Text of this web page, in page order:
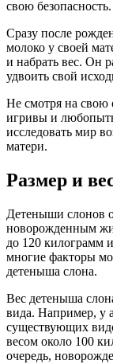
свою безопасность.
Сразу после
молоко у своей
и набрать вес. Он
удвоить свой
Не смотря на свою
игривы и
исследовать мир
матери.
Размер и
Детеныши слонов
новорожденным
до 120 килограмм
многие факторы
детеныша слона.
Вес детеныша
вида. Например, у
существующих
весом около 100
очередь,